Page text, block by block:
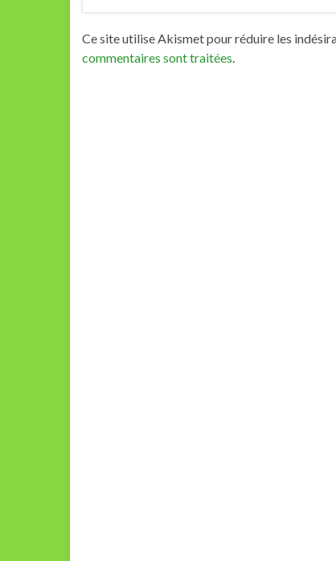
Ce site utilise Akismet pour réduire les
commentaires sont traitées.